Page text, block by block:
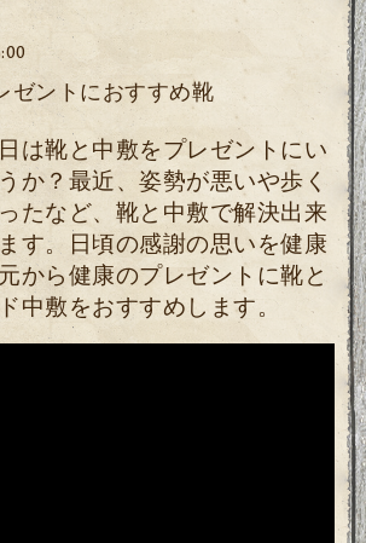
ゼントにおすすめ靴
は靴と中敷をプレゼントにい
か？最近、姿勢が悪いや歩く
たなど、靴と中敷で解決出来
す。日頃の感謝の思いを健康
から健康のプレゼントに靴と
中敷をおすすめします。